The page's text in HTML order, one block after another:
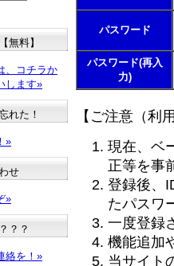
パスワード
パスワード(再入
力)
【ご注意（利
現在、ベ
正等を事
登録後、
たパスワ
一度登録
機能追加
当サイト
無料】
、コチラか
します»
れた！
»
せ
»
？？
絡を！»